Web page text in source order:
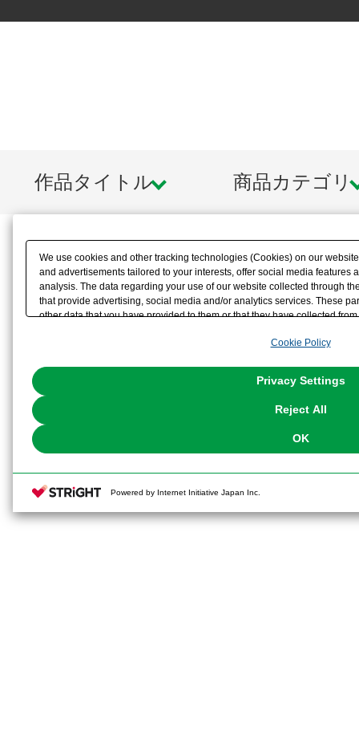
作品タイトル 商品カテゴリ
We use cookies and other tracking technologies (Cookies) on our
and advertisements tailored to your interests, offer social media features
analysis. The data regarding your use of our website collected through
that provide advertising, social media and/or analytics services. These
other data that you have provided to them or that they have collected
the use of all Cookies except for Strictly Necessary Cookies, please
You can change your consent or rejection settings at any time via
Cookie Policy
Privacy Settings
Reject All
OK
Powered by Internet Initiative Japan Inc.